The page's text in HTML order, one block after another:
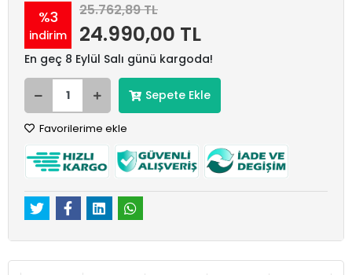
%3
indirim
25.762,89 TL
24.990,00 TL
En geç 8 Eylül Salı günü kargoda!
Sepete Ekle
Favorilerime ekle